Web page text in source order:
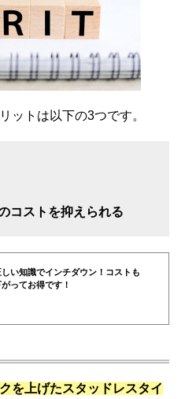
ットは以下の3つです。
コストを抑えられる
しい知識でインチダウン！コストも
がってお得です！
を上げたスタッドレスタイ